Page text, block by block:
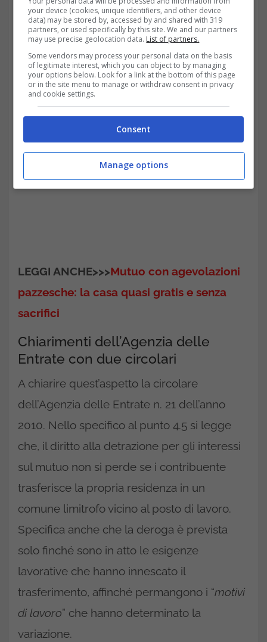
trasferimento. Nello specifico non si applica
più la detrazione a partire dal periodo di
imposta successivo alla mancanza delle
esigenze lavorative.
LEGGI ANCHE>>>Mutuo con agevolazioni
pazzesche: la casa quasi gratis e senza
sacrifici
Chiarimenti dell’Agenzia delle
Entrate con due circolari
A chiarire quest’aspetto la circolare
dell’Agenzia delle Entrate n. 21 dell’anno
2010. Nello specifico al punto 4.5 si legge
che, il diritto alla detrazione per gli interessi
sul mutuo non si perde se i contribuente
trasferisce la propria residenza in un
comune limitrofo vicino al posto di lavoro.
Specifica anche che la deroga è prevista
solo finché sono in atto le esigenze
lavorative che hanno innescato il
trasferimento, affinché permangono i “motivi
di lavoro” che hanno determinato la
variazione.
your device (cookies, unique identifiers, and other device
data) may be stored by, accessed by and shared with 319
partners, or used specifically by this site. We and our partners
may use precise geolocation data. List of partners.
Some vendors may process your personal data on the basis
of legitimate interest, which you can object to by managing
your options below. Look for a link at the bottom of this page
or in the site menu to manage or withdraw consent in privacy
and cookie settings.
Consent
Manage options